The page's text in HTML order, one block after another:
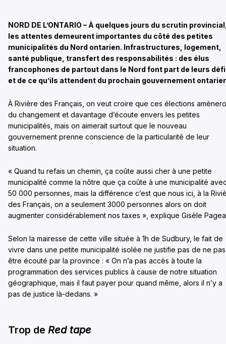
NORD DE L’ONTARIO – À quelques jours du scrutin
les attentes demeurent importantes du côté des petites
municipalités du Nord ontarien. Infrastructures, logement,
santé publique, transfert des responsabilités : des élus
francophones de partout dans le Nord font part de leurs
et de ce qu’ils attendent du prochain gouvernement
À Rivière des Français, on veut croire que ces élections
du changement et davantage d’écoute envers les petites
municipalités, mais on aimerait surtout que le nouveau
gouvernement prenne conscience de la particularité de leur
situation.
« Quand tu refais un chemin, ça coûte aussi cher à une petite
municipalité comme la nôtre que ça coûte à une municipalité
50 000 personnes, mais la différence c’est que nous ici, à la
des Français, on a seulement 3000 personnes alors on doit
augmenter considérablement nos taxes », explique Gisèle
Selon la mairesse de cette ville située à 1h de Sudbury, le fait de
vivre dans une petite municipalité isolée ne justifie pas de ne pas
être écouté par la province : « On n’a pas accès à toute la
programmation des services publics à cause de notre situation
géographique, mais il faut payer pour quand même, alors il n’y a
pas de justice là-dedans. »
Trop de Red tape